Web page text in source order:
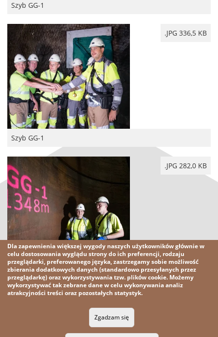
Szyb GG-1
.JPG 336,5 KB
Szyb GG-1
.JPG 282,0 KB
Szyb GG-1
Polityka prywatności
Dla zapewnienia większej wygody naszych użytkowników głównie w
celu dostosowania wyglądu strony do ich preferencji, rodzaju
przeglądarki, preferowanego języka, zastrzegamy sobie możliwość
zbierania dodatkowych danych (standardowo przesyłanych przez
przeglądarkę) oraz wykorzystywania tzw. plików cookie. Możemy
wykorzystywać tak zebrane dane w celu wykonywania analiz
atrakcyjności treści oraz pozostałych statystyk.
Zgadzam się